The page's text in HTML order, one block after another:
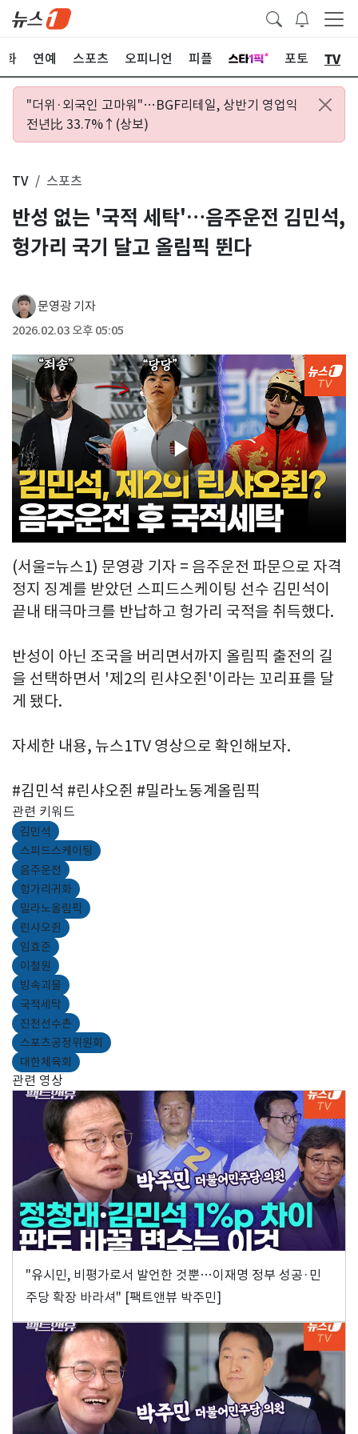
화 연예 스포츠 오피니언 피플 포토 TV
"더위·외국인 고마워"…BGF리테일, 상반기 영업익
전년比 33.7%↑(상보)
TV 스포츠
반성 없는 '국적 세탁'…음주운전 김민석,
헝가리 국기 달고 올림픽 뛴다
문영광 기자
2026.02.03 오후 05:05
Play
Video
(서울=뉴스1) 문영광 기자 = 음주운전 파문으로 자격
정지 징계를 받았던 스피드스케이팅 선수 김민석이
끝내 태극마크를 반납하고 헝가리 국적을 취득했다.
반성이 아닌 조국을 버리면서까지 올림픽 출전의 길
을 선택하면서 '제2의 린샤오쥔'이라는 꼬리표를 달
게 됐다.
자세한 내용, 뉴스1TV 영상으로 확인해보자.
#김민석 #린샤오쥔 #밀라노동계올림픽
관련 키워드
김민석
스피드스케이팅
음주운전
헝가리귀화
밀라노올림픽
린샤오쥔
임효준
이철원
빙속괴물
국적세탁
진천선수촌
스포츠공정위원회
대한체육회
관련 영상
"유시민, 비평가로서 발언한 것뿐…이재명 정부 성공·민
주당 확장 바라셔" [팩트앤뷰 박주민]